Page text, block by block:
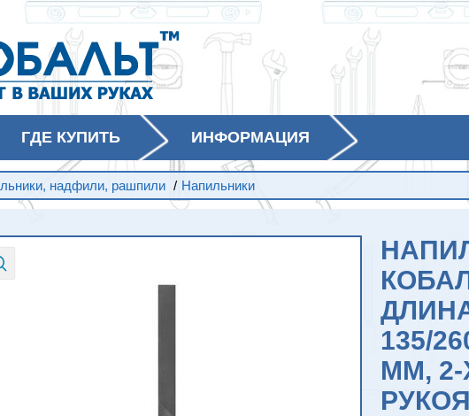
ГДЕ КУПИТЬ ИНФОРМАЦИЯ
надфили, рашпили / Напильники
135/
ММ,